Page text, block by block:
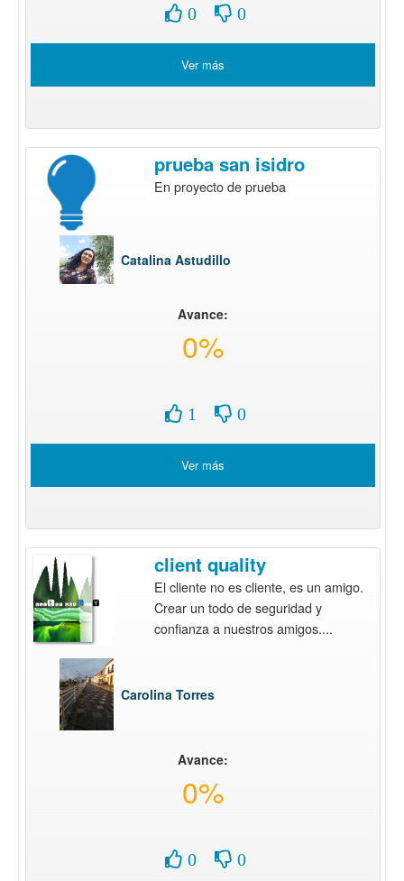
0 0
Ver más
prueba san isidro
En proyecto de prueba
Catalina Astudillo
Avance:
0%
1 0
Ver más
client quality
El cliente no es cliente, es un amigo.
Crear un todo de seguridad y
confianza a nuestros amigos....
Carolina Torres
Avance:
0%
0 0